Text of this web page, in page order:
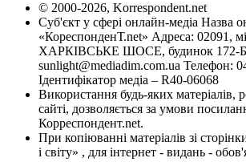
© 2000-2026, Korrespondent.net
Суб'єкт у сфері онлайн-медіа Назва
«КореспонденТ.net» Адреса: 02091,
ХАРКІВСЬКЕ ШОСЕ, будинок 172-Б,
sunlight@mediadim.com.ua Телефон:
Ідентифікатор медіа – R40-06068
Використання будь-яких матеріалів,
сайті, дозволяється за умови
Корреспондент.net.
При копіюванні матеріалів зі
і світу» , для інтернет - видань -